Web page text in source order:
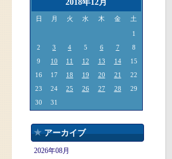
2018年12月
日 月 火 水 木 金 土
1
2
3 4 5 6 7
8
9
10 11 12 13 14
15
16
17 18 19 20 21
22
23
24 25 26 27 28
29
30
31
アーカイブ
2026年08月